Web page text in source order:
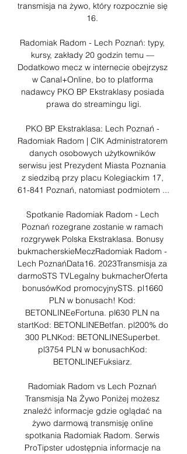
transmisja na żywo, który rozpocznie się
16.
Radomiak Radom - Lech Poznań: typy,
kursy, zakłady 20 godzin temu —
Dodatkowo mecz w internecie obejrzysz
w Canal+Online, bo to platforma
nadawcy PKO BP Ekstraklasy posiada
prawa do streamingu ligi.
PKO BP Ekstraklasa: Lech Poznań -
Radomiak Radom | CIK Administratorem
danych osobowych użytkowników
serwisu jest Prezydent Miasta Poznania
z siedzibą przy placu Kolegiackim 17,
61-841 Poznań, natomiast podmiotem ...
Spotkanie Radomiak Radom - Lech
Poznań rozegrane zostanie w ramach
rozgrywek Polska Ekstraklasa. Bonusy
bukmacherskieMeczRadomiak Radom -
Lech PoznańData16. 2023Transmisja za
darmoSTS TVLegalny bukmacherOferta
bonusówKod promocyjnySTS. pl1660
PLN w bonusach! Kod:
BETONLINEeFortuna. pl630 PLN na
startKod: BETONLINEBetfan. pl200% do
300 PLNKod: BETONLINESuperbet.
pl3754 PLN w bonusachKod:
BETONLINEFuksiarz.
Radomiak Radom vs Lech Poznań
Transmisja Na Żywo Poniżej możesz
znaleźć informacje gdzie oglądać na
żywo darmową transmisję online
spotkania Radomiak Radom. Serwis
ProTipster udostępnia informacje na